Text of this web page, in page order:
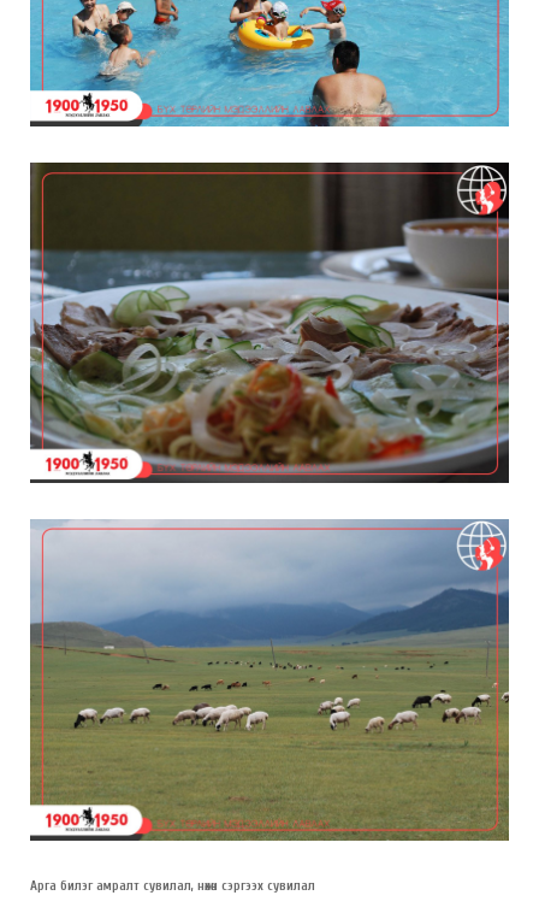
Арга билэг амралт сувилал, нөхөн сэргээх сувилал​